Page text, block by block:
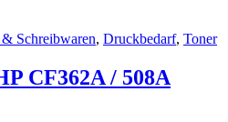
Schreibwaren, Druckbedarf, Toner
CF362A / 508A